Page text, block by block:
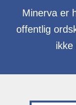
Minerva er
offentlig
ikke